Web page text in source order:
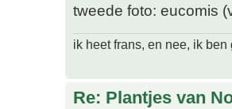
tweede foto: eucomis
ik heet frans, en nee, ik ben
Re: Plantjes van